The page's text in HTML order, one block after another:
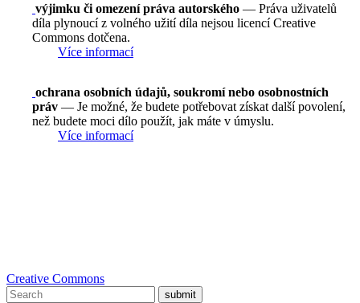
výjimku či omezení práva autorského — Práva uživatelů
díla plynoucí z volného užití díla nejsou licencí Creative
Commons dotčena.
Více informací
ochrana osobních údajů, soukromí nebo osobnostních
práv — Je možné, že budete potřebovat získat další povolení,
než budete moci dílo použít, jak máte v úmyslu.
Více informací
Creative Commons
submit